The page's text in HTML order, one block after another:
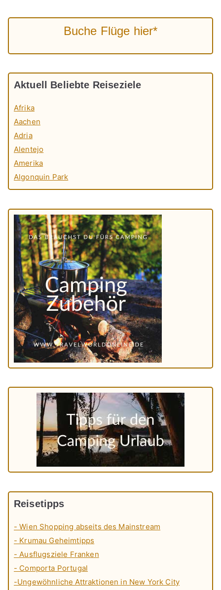
Buche Flüge hier*
Aktuell Beliebte Reiseziele
Afrika
Aachen
Adria
Alentejo
Amerika
Algonquin Park
Reisetipps
- Wien Shopping abseits des Mainstream
- Krumau Geheimtipps
- Ausflugsziele Franken
- Comporta Portugal
-Ungewöhnliche Attraktionen in New York City